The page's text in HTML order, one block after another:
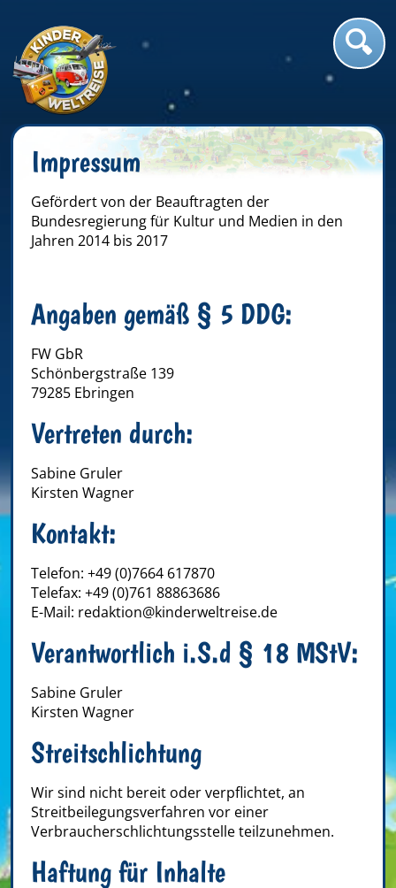
Impressum
Gefördert von der Beauftragten der
Bundesregierung für Kultur und Medien in den
Jahren 2014 bis 2017
Angaben gemäß § 5 DDG:
FW GbR
Schönbergstraße 139
79285 Ebringen
Vertreten durch:
Sabine Gruler
Kirsten Wagner
Kontakt:
Telefon: +49 (0)7664 617870
Telefax: +49 (0)761 88863686
E-Mail: redaktion@kinderweltreise.de
Verantwortlich i.S.d § 18 MStV:
Sabine Gruler
Kirsten Wagner
Streitschlichtung
Wir sind nicht bereit oder verpflichtet, an
Streitbeilegungsverfahren vor einer
Verbraucherschlichtungsstelle teilzunehmen.
Haftung für Inhalte